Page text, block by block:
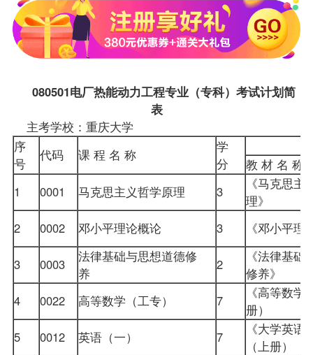
080501电厂热能动力工程专业（专科）考试计划简
表
主考学校：重庆大学
序
号
代码 课 程 名 称
学
分
教 材 名
1
0001 马克思主义哲学原理 3
《马克思主
理》
2
0002 邓小平理论概论 3 《邓小平
3 0003 法律基础与思想道德修
养
2
《法律基础
修养》
4
0022 高等数学（工专） 7
《高等数学
册）
5
0012 英语（一） 7
《大学英语
（上册）